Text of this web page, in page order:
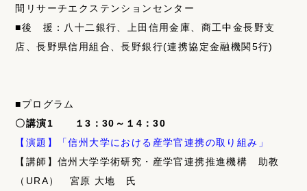
間リサーチエクステンションセンター
■後 援：八十二銀行、上田信用金庫、商工中金長野支
店、長野県信用組合、長野銀行(連携協定金融機関5行)
■プログラム
〇講演1 １3：30～１4：30
【演題】「信州大学における産学官連携の取り組み」
【講師】信州大学学術研究・産学官連携推進機構 助教
（URA） 宮原 大地 氏